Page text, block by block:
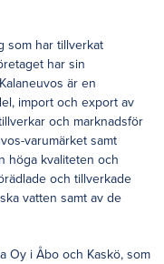
som har tillverkat
har sin
är en
import och export av
och marknadsför
varumärket samt
höga kvaliteten och
och tillverkade
vatten samt av de
Oy i Åbo och Kaskö, som